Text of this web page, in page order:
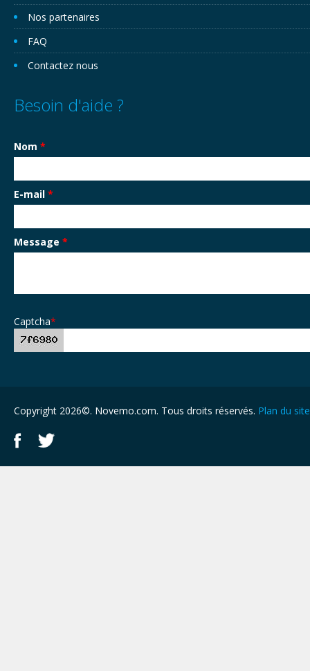
Nos partenaires
FAQ
Contactez nous
Besoin d'aide ?
Nom *
E-mail *
Message *
Captcha*
Copyright 2026©. Novemo.com. Tous droits réservés. Plan du site